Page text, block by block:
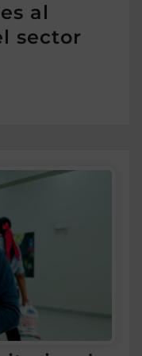
al
sector